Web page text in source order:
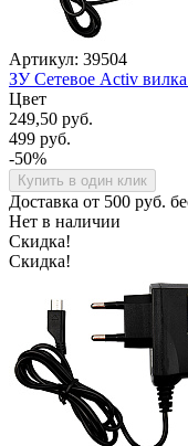
Артикул: 39504
ЗУ Сетевое Activ
Цвет
249,50 руб.
499 руб.
-50%
Купить в один клик
Доставка от 500 руб.
Нет в наличии
Скидка!
Скидка!